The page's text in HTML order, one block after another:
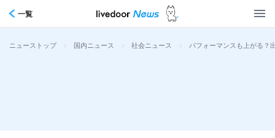
一覧
ニューストップ > 国内ニュース > 社会ニュース > パフォーマンスも上がる？